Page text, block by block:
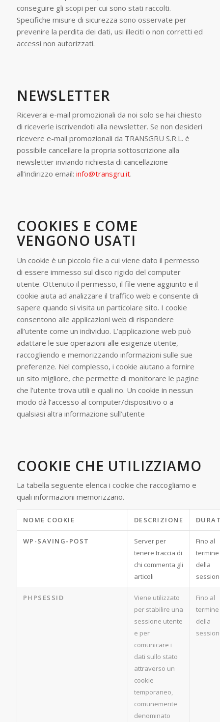
conseguire gli scopi per cui sono stati raccolti.
Specifiche misure di sicurezza sono osservate per
prevenire la perdita dei dati, usi illeciti o non corretti ed
accessi non autorizzati.
NEWSLETTER
Riceverai e-mail promozionali da noi solo se hai chiesto
di riceverle iscrivendoti alla newsletter. Se non desideri
ricevere e-mail promozionali da TRANSGRU S.R.L. è
possibile cancellare la propria sottoscrizione alla
newsletter inviando richiesta di cancellazione
all’indirizzo email: info@transgru.it.
COOKIES E COME
VENGONO USATI
Un cookie è un piccolo file a cui viene dato il permesso
di essere immesso sul disco rigido del computer
utente. Ottenuto il permesso, il file viene aggiunto e il
cookie aiuta ad analizzare il traffico web e consente di
sapere quando si visita un particolare sito. I cookie
consentono alle applicazioni web di rispondere
all’utente come un individuo. L’applicazione web può
adattare le sue operazioni alle esigenze utente,
raccogliendo e memorizzando informazioni sulle sue
preferenze. Nel complesso, i cookie aiutano a fornire
un sito migliore, che permette di monitorare le pagine
che l’utente trova utili e quali no. Un cookie in nessun
modo dà l’accesso al computer/dispositivo o a
qualsiasi altra informazione sull’utente
COOKIE CHE UTILIZZIAMO
La tabella seguente elenca i cookie che raccogliamo e
quali informazioni memorizzano.
NOME COOKIE DESCRIZIONE
WP-SAVING-POST
Server per
tenere traccia di
chi commenta gli
articoli
Fino al
termine
della
PHPSESSID
Viene utilizzato
per stabilire una
sessione utente
e per
comunicare i
dati sullo stato
attraverso un
cookie
temporaneo,
comunemente
denominato
Fino al
termine
della